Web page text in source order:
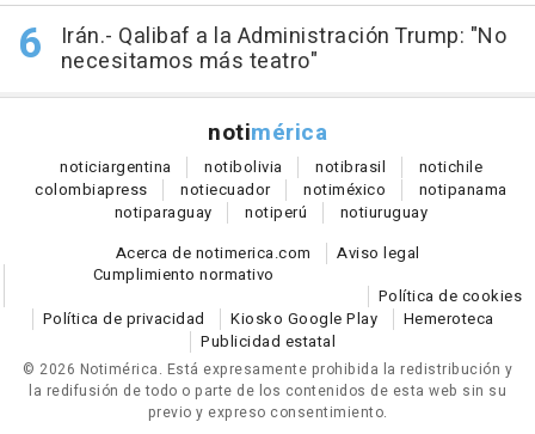
Irán.- Qalibaf a la Administración Trump: "No
necesitamos más teatro"
notimérica
noticiargentina notibolivia notibrasil notichile
colombiapress notiecuador notiméxico notipanama
notiparaguay notiperú notiuruguay
Acerca de notimerica.com
Aviso legal
Cumplimiento normativo
Política de cookies
Política de privacidad
Kiosko Google Play
Hemeroteca
Publicidad estatal
© 2026 Notimérica. Está expresamente prohibida la redistribución y
la redifusión de todo o parte de los contenidos de esta web sin su
previo y expreso consentimiento.